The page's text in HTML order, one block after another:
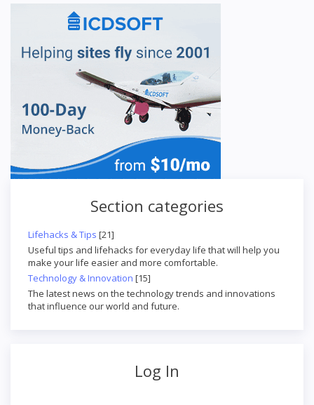
Section categories
Lifehacks & Tips [21]
Useful tips and lifehacks for everyday life that will help you
make your life easier and more comfortable.
Technology & Innovation [15]
The latest news on the technology trends and innovations
that influence our world and future.
Log In